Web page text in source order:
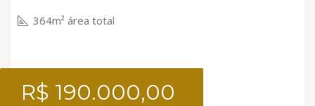
364m² área total
R$ 190.000,00